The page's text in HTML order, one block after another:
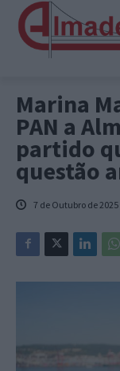
Marina
PAN a
partido
questão
7 de Outubro de 2025